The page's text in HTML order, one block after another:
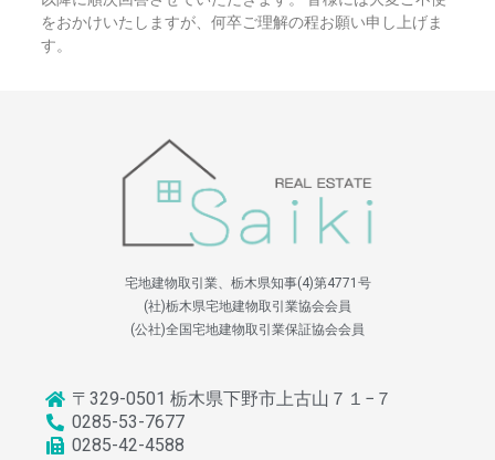
をおかけいたしますが、何卒ご理解の程お願い申し上げま
す。
宅地建物取引業、栃木県知事(4)第4771号
(社)栃木県宅地建物取引業協会会員
(公社)全国宅地建物取引業保証協会会員
〒329-0501 栃木県下野市上古山７１−７
0285-53-7677
0285-42-4588